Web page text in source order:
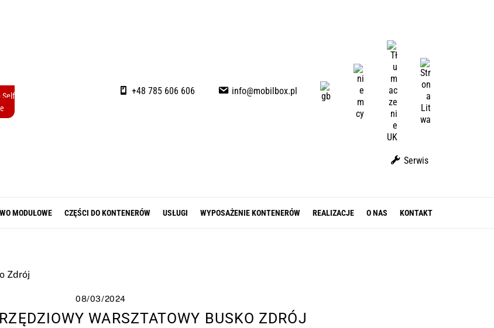
MODUŁOWE CZĘŚCI DO KONTENERÓW USŁUGI WYPOSAŻENIE KONTENERÓW REALIZACJE O NAS KONTAKT
Self
+48 785 606 606 info@mobilbox.pl
N
E
A
T
Serwis
08/03/2024
WARSZTATOWY BUSKO ZDRÓJ